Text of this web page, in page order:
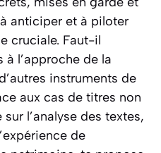
anticiper et à piloter
cruciale. Faut-il
l’approche de la
instruments de
aux cas de titres non
l’analyse des textes,
de